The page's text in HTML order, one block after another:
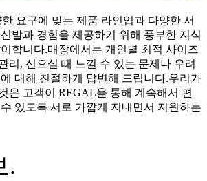
요구에 맞는 제품 라인업과 다양한 서
발과 경험을 제공하기 위해 풍부한 지식
합니다.매장에서는 개인별 최적 사이즈
리, 신으실 때 느낄 수 있는 문제나 우려
대해 친절하게 답변해 드립니다.우리가
은 고객이 REGAL을 통해 계속해서 편
있도록 서로 가깝게 지내면서 지원하는
.